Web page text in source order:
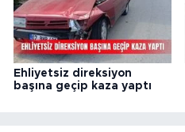
Ehliyetsiz direksiyon
başına geçip kaza yaptı